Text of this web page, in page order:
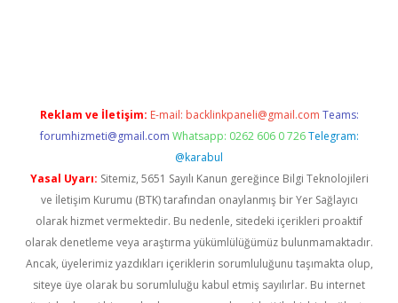
Reklam ve İletişim: E-mail: backlinkpaneli@gmail.com Teams:
forumhizmeti@gmail.com Whatsapp: 0262 606 0 726 Telegram:
@karabul
Yasal Uyarı: Sitemiz, 5651 Sayılı Kanun gereğince Bilgi Teknolojileri
ve İletişim Kurumu (BTK) tarafından onaylanmış bir Yer Sağlayıcı
olarak hizmet vermektedir. Bu nedenle, sitedeki içerikleri proaktif
olarak denetleme veya araştırma yükümlülüğümüz bulunmamaktadır.
Ancak, üyelerimiz yazdıkları içeriklerin sorumluluğunu taşımakta olup,
siteye üye olarak bu sorumluluğu kabul etmiş sayılırlar. Bu internet